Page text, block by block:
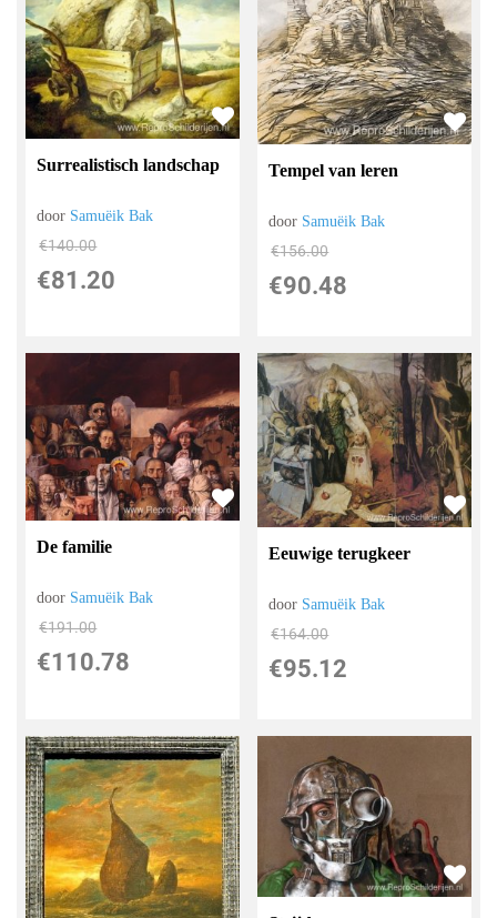
Surrealistisch landschap
door Samuëik Bak
€140.00
€81.20
Tempel van leren
door Samuëik Bak
€156.00
€90.48
De familie
door Samuëik Bak
€191.00
€110.78
Eeuwige terugkeer
door Samuëik Bak
€164.00
€95.12